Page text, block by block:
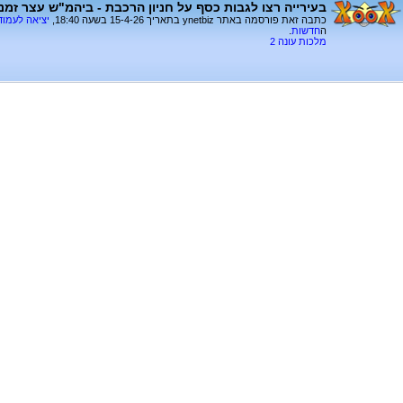
בעירייה רצו לגבות כסף על חניון הרכבת - ביהמ"ש עצר
כתבה זאת פורסמה באתר ynetbiz בתאריך 15-4-26 בשעה 18:40, יציאה
החדשות
מלכות עונה 2